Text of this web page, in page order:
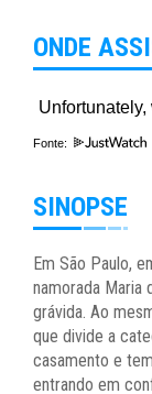
ONDE
Fonte:
SINOPSE
Em São Paulo,
namorada Maria
grávida. Ao
que divide a
casamento e
entrando em